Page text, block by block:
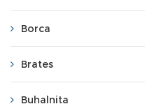
Borca
Brates
Buhalnita